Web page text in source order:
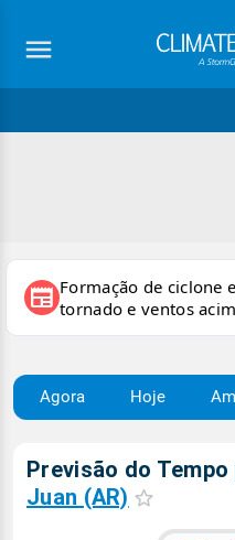
newspaper Formação de ciclone
tornado e ventos
Agora Hoje
Previsão do Tempo
Juan (AR)